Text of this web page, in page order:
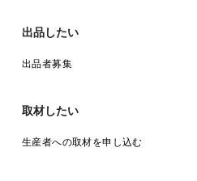
出品したい
出品者募集
取材したい
生産者への取材を申し込む